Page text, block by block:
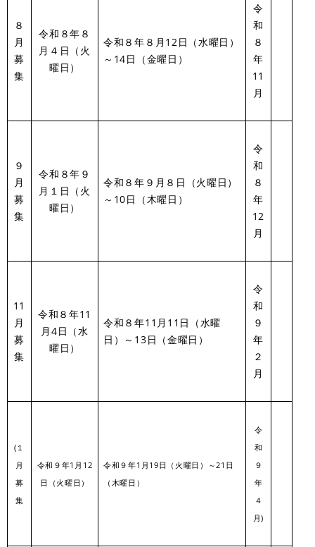
８
月
募
集
令和８年８
月４日（火
曜日）
令和８年８月12日（水曜日）
～14日（金曜日）
令
和
８
年
11
月
９
月
募
集
令和８年９
月１日（火
曜日）
令和８年９月８日（火曜日）
～10日（木曜日）
令
和
８
年
12
月
11
月
募
集
令和８年11
月4日（水
曜日）
令和８年11月11日（水曜
日）～13日（金曜日）
令
和
９
年
２
月
(１
月
募
集
令和９年1月12
日（火曜日）
令和９年1月19日（火曜日）～21日
（木曜日）
令
和
９
年
４
月)